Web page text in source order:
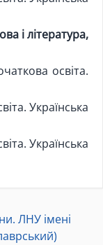
і література,
освіта.
Українська
Українська
ЛНУ імені